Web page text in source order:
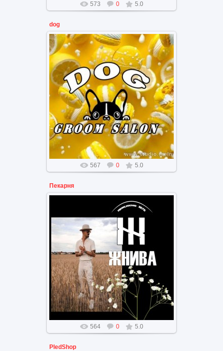
573 0 5.0
dog
Дизайн брендинг Грум Салона
для собак
567 0 5.0
Пекарня
Брендинг дизайн компании
полного производства хлебной
продукции.
Техника для вычленения той
самой идеи наравне...
564 0 5.0
PledShop